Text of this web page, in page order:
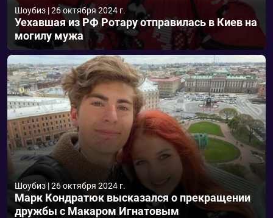
Шоубиз |26 октября 2024 г.
Уехавшая из РФ Ротару отправилась в Киев на
могилу мужа
Шоубиз |26 октября 2024 г.
Марк Кондратюк высказался о прекращении
дружбы с Макаром Игнатовым